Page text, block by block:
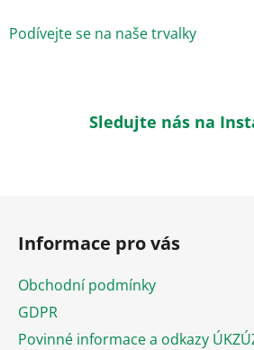
Podívejte se na naše trvalky
Sledujte nás na
Informace pro vás
Obchodní podmínky
GDPR
Povinné informace a odkazy